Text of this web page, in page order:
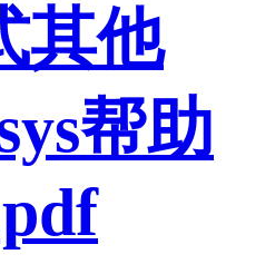
其他
帮助